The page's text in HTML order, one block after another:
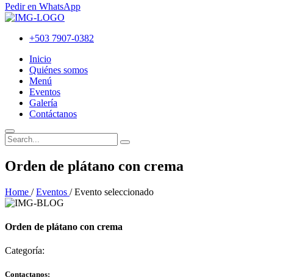
Pedir en WhatsApp
+503 7907-0382
Inicio
Quiénes somos
Menú
Eventos
Galería
Contáctanos
Orden de plátano con crema
Home / Eventos / Evento seleccionado
Orden de plátano con crema
Categoría:
Contactanos: